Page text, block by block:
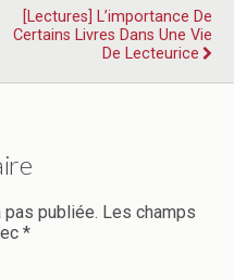
[Lectures] L’importance De
Certains Livres Dans Une Vie
De Lecteurice
publiée. Les champs
*